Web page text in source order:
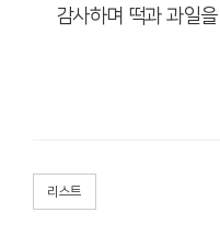
감사하며 떡과 과일
리스트